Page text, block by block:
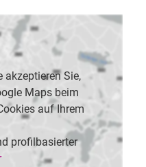
akzeptieren Sie,
Maps beim
auf Ihrem
profilbasierter